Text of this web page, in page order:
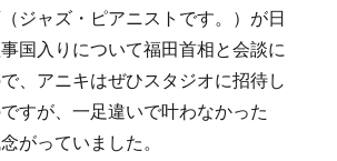
ジャズ・ピアニストです。）が日
国入りについて福田首相と会談に
、アニキはぜひスタジオに招待し
すが、一足違いで叶わなかった
がっていました。